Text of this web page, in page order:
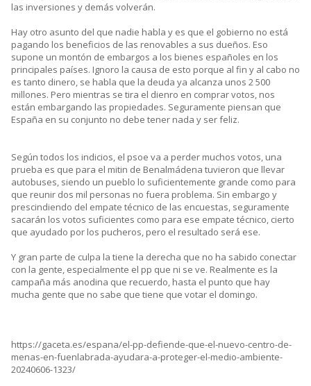
las inversiones y demás volverán.
Hay otro asunto del que nadie habla y es que el gobierno no está
pagando los beneficios de las renovables a sus dueños. Eso
supone un montón de embargos a los bienes españoles en los
principales países. Ignoro la causa de esto porque al fin y al cabo no
es tanto dinero, se habla que la deuda ya alcanza unos 2 500
millones. Pero mientras se tira el dienro en comprar votos, nos
están embargando las propiedades. Seguramente piensan que
España en su conjunto no debe tener nada y ser feliz.
Según todos los indicios, el psoe va a perder muchos votos, una
prueba es que para el mitin de Benalmádena tuvieron que llevar
autobuses, siendo un pueblo lo suficientemente grande como para
que reunir dos mil personas no fuera problema. Sin embargo y
prescindiendo del empate técnico de las encuestas, seguramente
sacarán los votos suficientes como para ese empate técnico, cierto
que ayudado por los pucheros, pero el resultado será ese.
Y gran parte de culpa la tiene la derecha que no ha sabido conectar
con la gente, especialmente el pp que ni se ve. Realmente es la
campaña más anodina que recuerdo, hasta el punto que hay
mucha gente que no sabe que tiene que votar el domingo.
https://gaceta.es/espana/el-pp-defiende-que-el-nuevo-centro-de-
menas-en-fuenlabrada-ayudara-a-proteger-el-medio-ambiente-
20240606-1323/